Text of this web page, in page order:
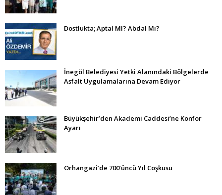
Dostlukta; Aptal MI? Abdal Mı?
İnegöl Belediyesi Yetki Alanındaki Bölgelerde
Asfalt Uygulamalarına Devam Ediyor
Büyükşehir’den Akademi Caddesi’ne Konfor
Ayarı
Orhangazi’de 700’üncü Yıl Coşkusu